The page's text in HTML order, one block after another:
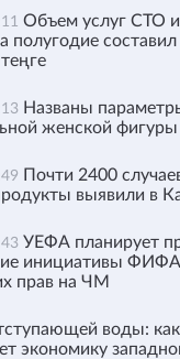
Объем услуг СТО и
полугодие
Названы
женской фигуры
Почти 2400
выявили в
УЕФА планирует
инициативы
прав на ЧМ
воды:
экономику